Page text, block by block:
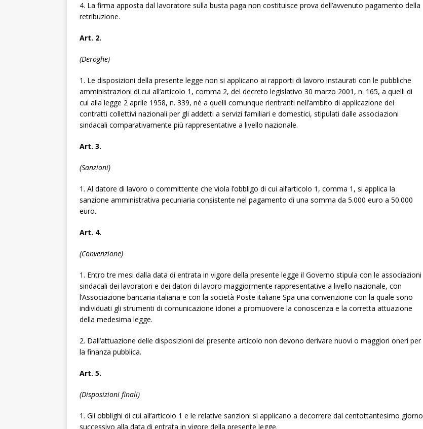
4. La firma apposta dal lavoratore sulla busta paga non costituisce prova dell’avvenuto pagamento della
retribuzione.
Art. 2.
(Deroghe)
1. Le disposizioni della presente legge non si applicano ai rapporti di lavoro instaurati con le pubbliche
amministrazioni di cui all’articolo 1, comma 2, del decreto legislativo 30 marzo 2001, n. 165, a quelli di
cui alla legge 2 aprile 1958, n. 339, né a quelli comunque rientranti nell’ambito di applicazione dei
contratti collettivi nazionali per gli addetti a servizi familiari e domestici, stipulati dalle associazioni
sindacali comparativamente più rappresentative a livello nazionale.
Art. 3.
(Sanzioni)
1. Al datore di lavoro o committente che viola l’obbligo di cui all’articolo 1, comma 1, si applica la
sanzione amministrativa pecuniaria consistente nel pagamento di una somma da 5.000 euro a 50.000
euro.
Art. 4.
(Convenzione)
1. Entro tre mesi dalla data di entrata in vigore della presente legge il Governo stipula con le associazioni
sindacali dei lavoratori e dei datori di lavoro maggiormente rappresentative a livello nazionale, con
l’Associazione bancaria italiana e con la società Poste italiane Spa una convenzione con la quale sono
individuati gli strumenti di comunicazione idonei a promuovere la conoscenza e la corretta attuazione
della medesima legge.
2. Dall’attuazione delle disposizioni del presente articolo non devono derivare nuovi o maggiori oneri per
la finanza pubblica.
Art. 5.
(Disposizioni finali)
1. Gli obblighi di cui all’articolo 1 e le relative sanzioni si applicano a decorrere dal centottantesimo giorno
successivo alla data di entrata in vigore della presente legge.